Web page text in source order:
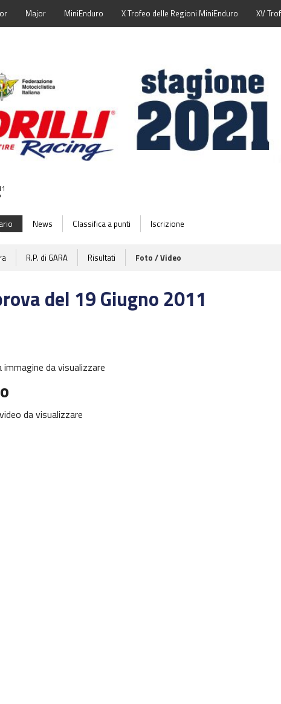
Major MiniEnduro X Trofeo delle Regioni MiniEnduro XV
News Classifica a punti Iscrizione
R.P. di GARA Risultati Foto / Video
del 19 Giugno 2011
immagine da visualizzare
da visualizzare